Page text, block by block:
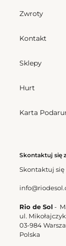
Zwroty
Kontakt
Sklepy
Hurt
Karta
Skontaktuj się
Skontaktuj się
Rio de Sol -
ul.
03-984
Polska